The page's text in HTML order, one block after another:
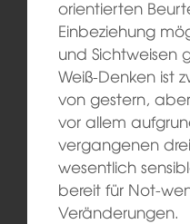
orientierten
Einbeziehung
und Sichtweisen
Weiß-Denken ist
von gestern,
vor allem
vergangenen
wesentlich
bereit für Not-
Veränderungen.